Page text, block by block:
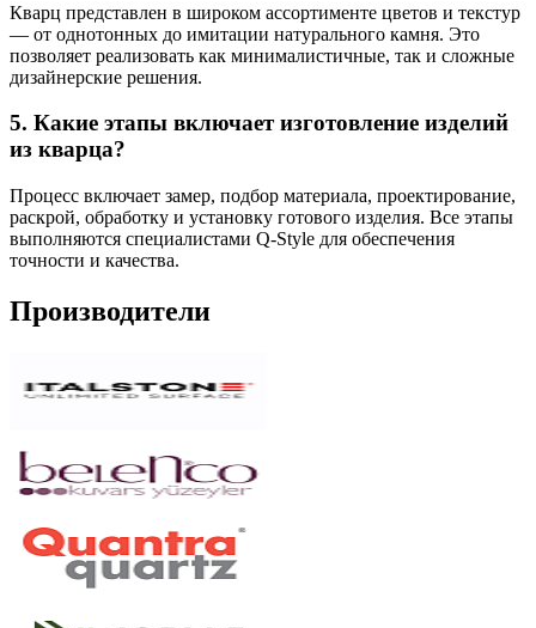
Кварц представлен в широком ассортименте цветов и текстур
— от однотонных до имитации натурального камня. Это
позволяет реализовать как минималистичные, так и сложные
дизайнерские решения.
5. Какие этапы включает изготовление изделий
из кварца?
Процесс включает замер, подбор материала, проектирование,
раскрой, обработку и установку готового изделия. Все этапы
выполняются специалистами Q-Style для обеспечения
точности и качества.
Производители